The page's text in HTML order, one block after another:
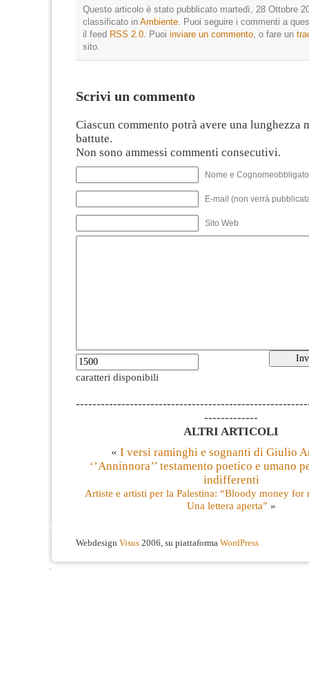
Questo articolo è stato pubblicato martedì, 28 Ottobre
classificato in Ambiente. Puoi seguire i commenti a
il feed RSS 2.0. Puoi inviare un commento, o fare un
sito.
Scrivi un commento
Ciascun commento potrà avere una lunghezza
battute.
Non sono ammessi commenti consecutivi.
Nome e
E-mail (non verrà
Sito Web
caratteri disponibili
-------------
ALTRI ARTICOLI
« I versi raminghi e sognanti di Giulio
‘’Anninnora’’ testamento poetico e umano
indifferenti
Artiste e artisti per la Palestina: “Bloody money
Una lettera aperta” »
Webdesign Visus 2006, su piattaforma WordPress